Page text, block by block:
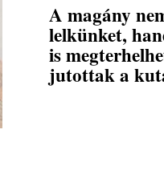
A magány
lelkünket,
is
jutottak a